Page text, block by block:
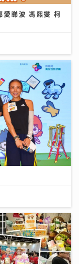
愛睇波 馮熙燮 柯